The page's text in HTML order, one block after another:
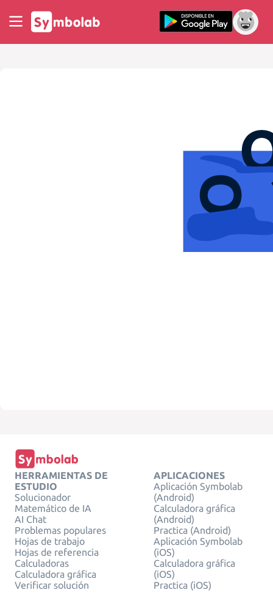
HERRAMIENTAS DE
ESTUDIO
Solucionador
Matemático de IA
AI Chat
Problemas populares
Hojas de trabajo
Hojas de referencia
Calculadoras
Calculadora gráfica
Verificar solución
APLICACIONES
Aplicación Symbolab
(Android)
Calculadora gráfica
(Android)
Practica (Android)
Aplicación Symbolab
(iOS)
Calculadora gráfica
(iOS)
Practica (iOS)